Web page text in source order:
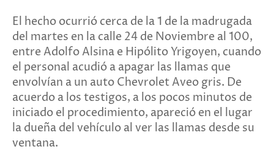
El hecho ocurrió cerca de la 1 de la madrugada
del martes en la calle 24 de Noviembre al 100,
entre Adolfo Alsina e Hipólito Yrigoyen, cuando
el personal acudió a apagar las llamas que
envolvían a un auto Chevrolet Aveo gris. De
acuerdo a los testigos, a los pocos minutos de
iniciado el procedimiento, apareció en el lugar
la dueña del vehículo al ver las llamas desde su
ventana.